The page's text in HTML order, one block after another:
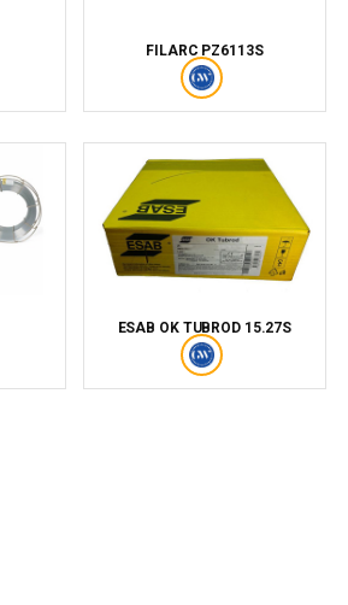
FILARC PZ6113S
ESAB OK TUBROD 15.27S